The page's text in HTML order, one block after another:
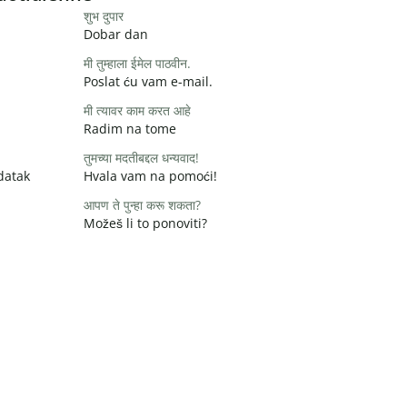
शुभ दुपार
Dobar dan
मी तुम्हाला ईमेल पाठवीन.
Poslat ću vam e-mail.
मी त्यावर काम करत आहे
Radim na tome
तुमच्या मदतीबद्दल धन्यवाद!
Hvala vam na pomoći!
आपण ते पुन्हा करू शकता?
Možeš li to ponoviti?